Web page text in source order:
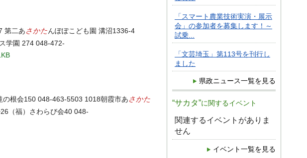
「スマート農業技術実演・展示
会」の参加者を募集します！～
試乗...
「文芸埼玉」第113号を刊行し
ました
県政ニュース一覧を見る
“サカタ”に関するイベント
関連するイベントがありま
せん
イベント一覧を見る
第二あ さかたんぽぽこども園 溝沼1336-4
学園 274 048-472-
根会150 048-463-5503 1018朝霞市あ さかた
（福）さわらび会40 048-